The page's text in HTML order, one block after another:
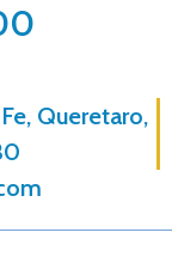
Queretaro,